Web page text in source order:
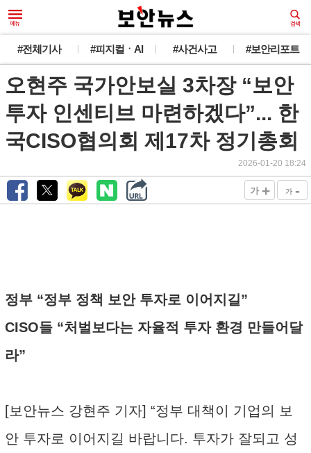
#전체기사 #피지컬ㆍAI #사건사고 #보안리포트
오현주 국가안보실 3차장 “보안
투자 인센티브 마련하겠다”... 한
국CISO협의회 제17차 정기총회
2026-01-20 18:24
가 + 가 -
정부 “정부 정책 보안 투자로 이어지길”
CISO들 “처벌보다는 자율적 투자 환경 만들어달
라”
[보안뉴스 강현주 기자] “정부 대책이 기업의 보
안 투자로 이어지길 바랍니다. 투자가 잘되고 성